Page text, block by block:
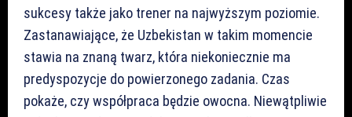
sukcesy także jako trener na najwyższym poziomie.
Zastanawiające, że Uzbekistan w takim momencie
stawia na znaną twarz, która niekoniecznie ma
predyspozycje do powierzonego zadania. Czas
pokaże, czy współpraca będzie owocna. Niewątpliwie